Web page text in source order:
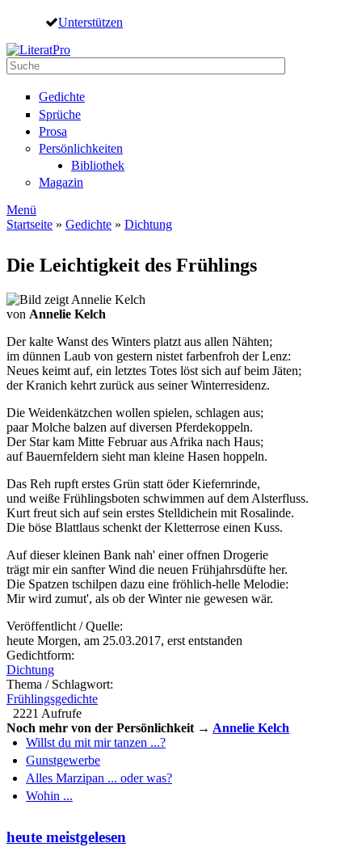
Direkt zum Inhalt
Unterstützen
Suche
Gedichte
Sprüche
Prosa
Persönlichkeiten
Bibliothek
Magazin
Menü
Startseite » Gedichte » Dichtung
Die Leichtigkeit des Frühlings
von Annelie Kelch
Der kalte Wanst des Winters platzt aus allen Nähten;
im dünnen Laub von gestern nistet farbenfroh der Lenz:
Neues keimt auf, ein letztes Totes löst sich auf beim Jäten;
der Kranich kehrt zurück aus seiner Winterresidenz.
Die Weidenkätzchen wollen spielen, schlagen aus;
paar Molche balzen auf diversen Pferdekoppeln.
Der Star kam Mitte Februar aus Afrika nach Haus;
auf Bauernfeldern sieht man kleine Hasen hoppeln.
Das Reh rupft erstes Grün statt öder Kiefernrinde,
und weiße Frühlingsboten schwimmen auf dem Alsterfluss.
Kurt freut sich auf sein erstes Stelldichein mit Rosalinde.
Die böse Blattlaus schenkt der Kletterrose einen Kuss.
Auf dieser kleinen Bank nah' einer offnen Drogerie
trägt mir ein sanfter Wind die neuen Frühjahrsdüfte her.
Die Spatzen tschilpen dazu eine fröhlich-helle Melodie:
Mir wird zumut', als ob der Winter nie gewesen wär.
Veröffentlicht / Quelle:
heute Morgen, am 25.03.2017, erst entstanden
Gedichtform:
Dichtung
Thema / Schlagwort:
Frühlingsgedichte
2221 Aufrufe
Noch mehr von der Persönlichkeit → Annelie Kelch
Willst du mit mir tanzen ...?
Gunstgewerbe
Alles Marzipan ... oder was?
Wohin ...
heute meistgelesen